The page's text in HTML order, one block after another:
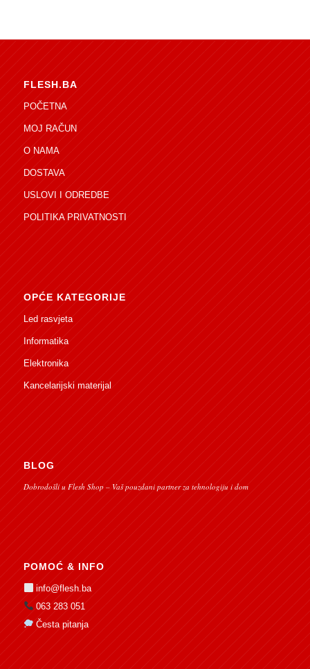
FLESH.BA
POČETNA
MOJ RAČUN
O NAMA
DOSTAVA
USLOVI I ODREDBE
POLITIKA PRIVATNOSTI
OPĆE KATEGORIJE
Led rasvjeta
Informatika
Elektronika
Kancelarijski materijal
BLOG
Dobrodošli u Flesh Shop – Vaš pouzdani partner za tehnologiju i dom
POMOĆ & INFO
info@flesh.ba
063 283 051
Česta pitanja